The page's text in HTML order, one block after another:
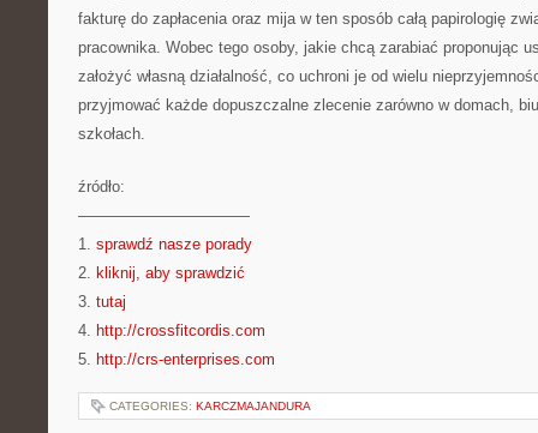
fakturę do zapłacenia oraz mija w ten sposób całą papirologię
pracownika. Wobec tego osoby, jakie chcą zarabiać proponując
założyć własną działalność, co uchroni je od wielu
przyjmować każde dopuszczalne zlecenie zarówno w domach,
szkołach.
źródło:
———————————
1. sprawdź nasze porady
2. kliknij, aby sprawdzić
3. tutaj
4. http://crossfitcordis.com
5. http://crs-enterprises.com
CATEGORIES: KARCZMAJANDURA